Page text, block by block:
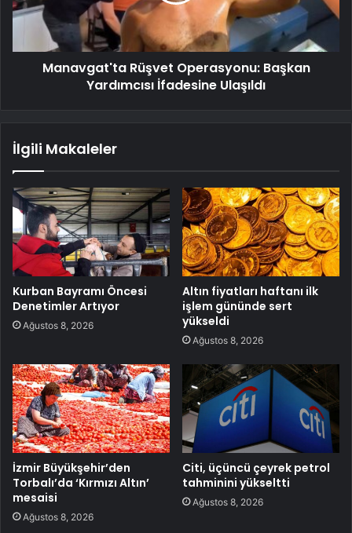
Manavgat'ta Rüşvet Operasyonu: Başkan
Yardımcısı İfadesine Ulaşıldı
İlgili Makaleler
Kurban Bayramı Öncesi
Denetimler Artıyor
Ağustos 8, 2026
Altın fiyatları haftanı ilk
işlem gününde sert
yükseldi
Ağustos 8, 2026
İzmir Büyükşehir’den
Torbalı’da ‘Kırmızı Altın’
mesaisi
Ağustos 8, 2026
Citi, üçüncü çeyrek petrol
tahminini yükseltti
Ağustos 8, 2026